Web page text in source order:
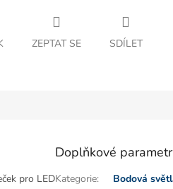
ZEPTAT SE SDÍLET
pro LED
Doplňkové
Kategorie: Bodová